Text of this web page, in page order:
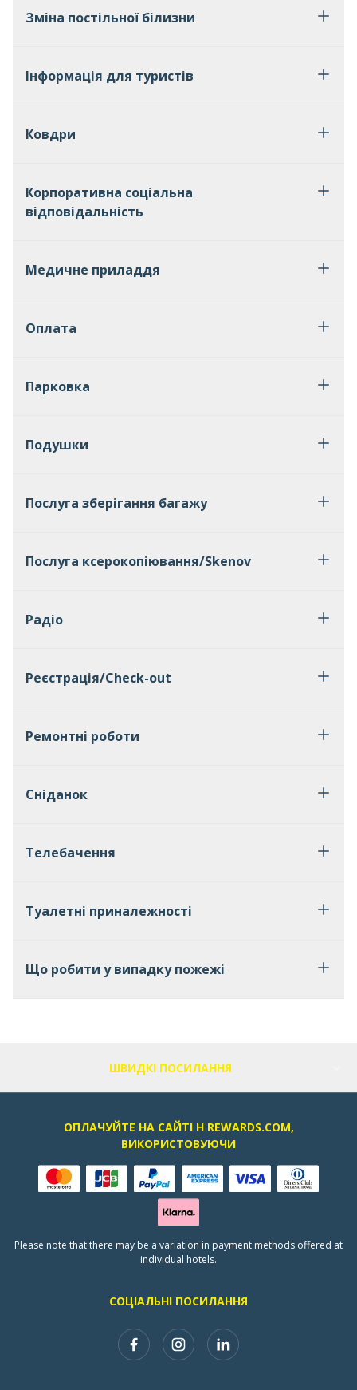
Зміна постільної білизни
Інформація для туристів
Ковдри
Корпоративна соціальна
відповідальність
Медичне приладдя
Оплата
Парковка
Подушки
Послуга зберігання багажу
Послуга ксерокопіювання/Skenov
Радіо
Реєстрація/Check-out
Ремонтні роботи
Сніданок
Телебачення
Туалетні приналежності
Що робити у випадку пожежі
ШВИДКІ ПОСИЛАННЯ
СОЦІАЛЬНІ ПОСИЛАННЯ
ОПЛАЧУЙТЕ НА САЙТІ H REWARDS.COM,
ВИКОРИСТОВУЮЧИ
Please note that there may be a variation in payment methods offered at
individual hotels.